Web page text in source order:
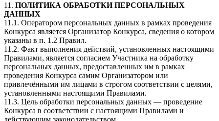
11. ПОЛИТИКА ОБРАБОТКИ ПЕРСОНАЛЬНЫХ
ДАННЫХ
11.1. Оператором персональных данных в рамках проведения
Конкурса является Организатор Конкурса, сведения о котором
указаны в п. 1.2 Правил.
11.2. Факт выполнения действий, установленных настоящими
Правилами, является согласием Участника на обработку
персональных данных, предоставленных им в рамках
проведения Конкурса самим Организатором или
привлечёнными им лицами в строгом соответствии с целями,
установленными настоящими Правилами.
11.3. Цель обработки персональных данных — проведение
Конкурса в соответствии с настоящими Правилами и
действующим законодательством.